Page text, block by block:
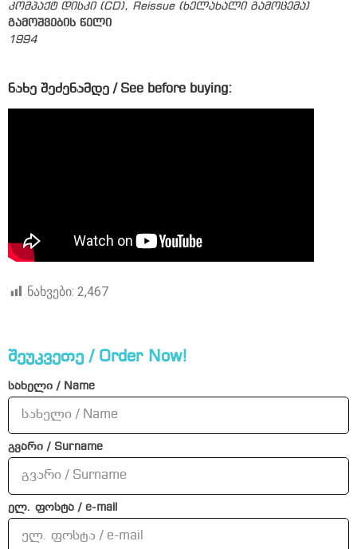
კომპაქტ დისკი (CD), Reissue (ხელახალი გამოცემა)
გამოშვების წელი
1994
ნახე შეძენამდე / See before buying:
ნახვები: 2,467
შეუკვეთე / Order Now!
სახელი / Name
გვარი / Surname
ელ. ფოსტა / e-mail